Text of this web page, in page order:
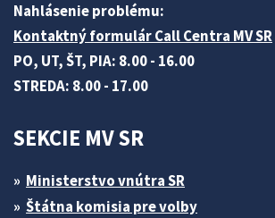
Nahlásenie problému:
Kontaktný formulár Call Centra MV SR
PO, UT, ŠT, PIA: 8.00 - 16.00
STREDA: 8.00 - 17.00
SEKCIE MV SR
Ministerstvo vnútra SR
Štátna komisia pre volby